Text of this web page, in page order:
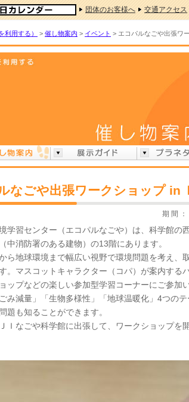
団体のお客様へ 交通アクセス
利用する） > 催し物案内 > イベント > エコパルなごや出張ワ
なごや出張ワークショップ in
期 間
学習センター（エコパルなごや）は、科学館の
中消防署のある建物）の13階にあります。
ら地球環境まで幅広い視野で環境問題を考え、
。マスコットキャラクター（コパ）が案内する
ップなどの楽しい参加型学習コーナーにご参加
み減量」「生物多様性」「地球温暖化」4つの
題も知ることができます。
Ｉなごや科学館に出張して、ワークショップを